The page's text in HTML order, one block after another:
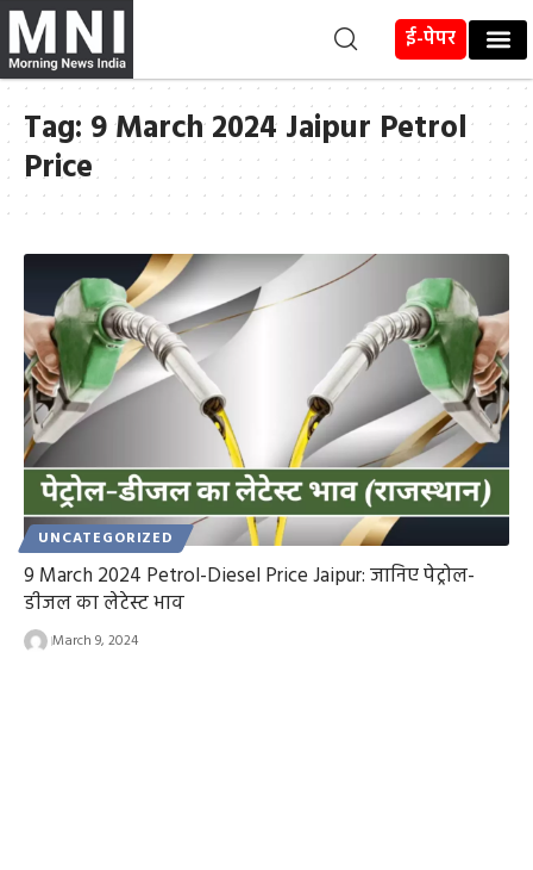
ई-पेपर
Tag: 9 March 2024 Jaipur Petrol
Price
UNCATEGORIZED
9 March 2024 Petrol-Diesel Price Jaipur: जानिए पेट्रोल-
डीजल का लेटेस्ट भाव
March 9, 2024